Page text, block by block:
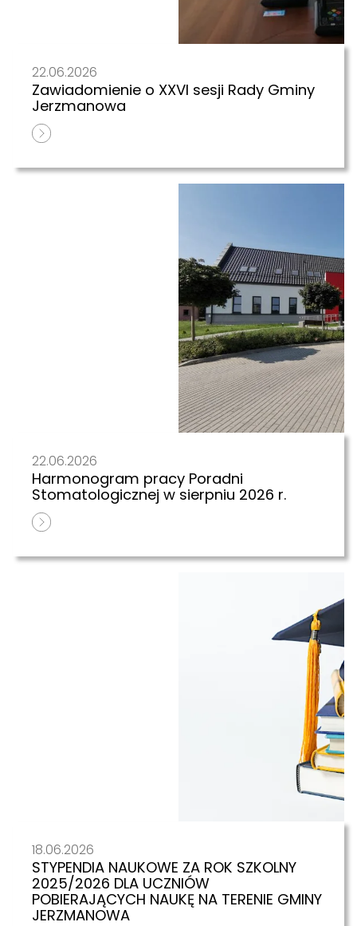
22.06.2026
Zawiadomienie o XXVI sesji Rady Gminy
Jerzmanowa
22.06.2026
Harmonogram pracy Poradni
Stomatologicznej w sierpniu 2026 r.
18.06.2026
STYPENDIA NAUKOWE ZA ROK SZKOLNY
2025/2026 DLA UCZNIÓW
POBIERAJĄCYCH NAUKĘ NA TERENIE GMINY
JERZMANOWA